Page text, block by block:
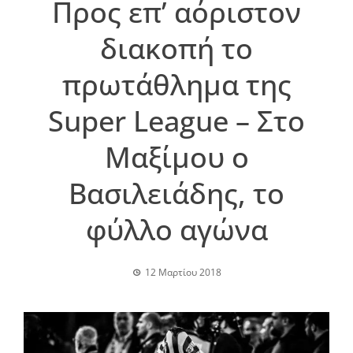
Προς επ’ αόριστον
διακοπή το
πρωτάθλημα της
Super League – Στο
Μαξίμου ο
Βασιλειάδης, το
φύλλο αγώνα
12 Μαρτίου 2018